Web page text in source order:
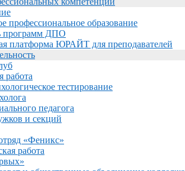
профессиональное образование
программ ДПО
платформа ЮРАЙТ для преподавателей
работа
тестирование
педагога
и секций
«Феникс»
работа